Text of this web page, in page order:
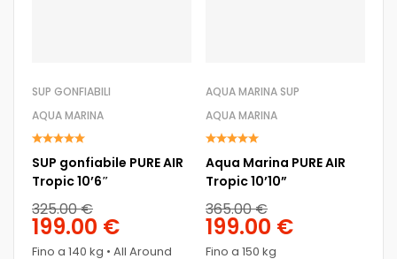
SUP GONFIABILI
AQUA MARINA
SUP gonfiabile PURE AIR
Tropic 10’6″
325.00€
199.00 €
Fino a 140 kg • All Around
AQUA MARINA SUP
AQUA MARINA
Aqua Marina PURE AIR
Tropic 10’10”
365.00€
199.00 €
Fino a 150 kg